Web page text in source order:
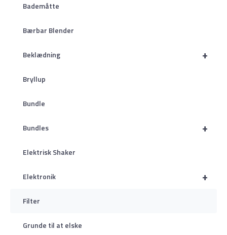
Bademåtte
Bærbar Blender
+
Beklædning
Bryllup
Bundle
+
Bundles
Elektrisk Shaker
+
Elektronik
Filter
Grunde til at elske